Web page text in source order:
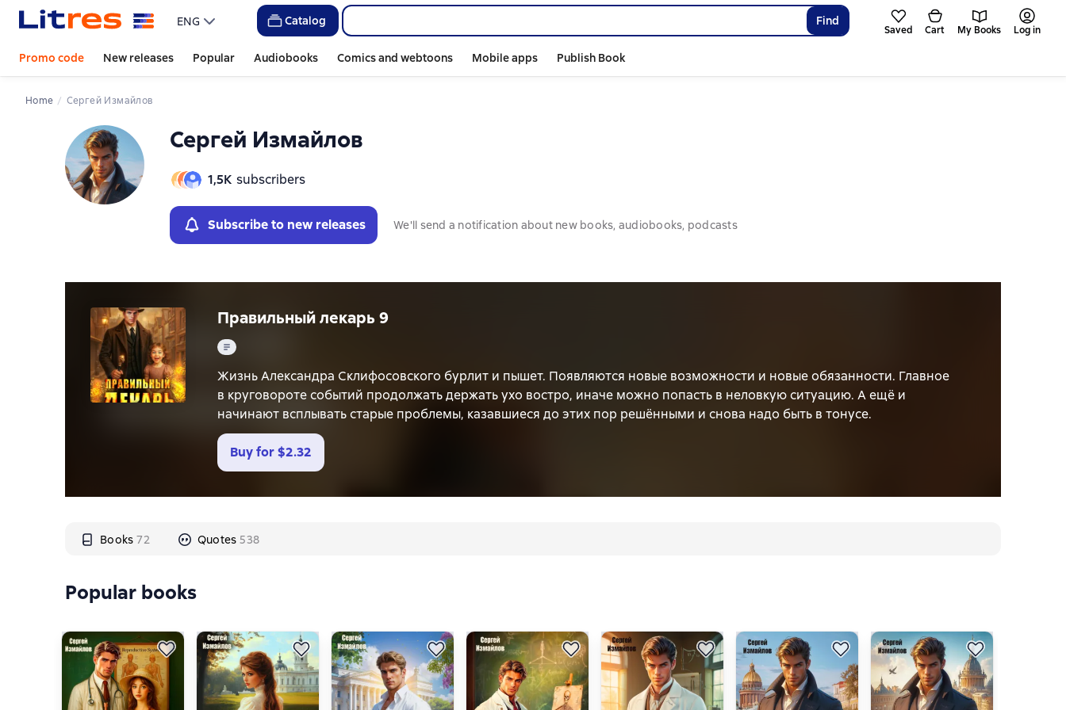
ENG Catalog Find
Saved Cart My Books Log in
Promo code New releases Popular Audiobooks Comics and webtoons Mobile apps Publish Book
Home Сергей Измайлов
Сергей Измайлов
1,5К subscribers
Subscribe to new releases We'll send a notification about new books, audiobooks, podcasts
Правильный лекарь 9
Text
Жизнь Александра Склифосовского бурлит и пышет. Появляются новые возможности и новые обязанности. Главное
в круговороте событий продолжать держать ухо востро, иначе можно попасть в неловкую ситуацию. А ещё и
начинают всплывать старые проблемы, казавшиеся до этих пор решёнными и снова надо быть в тонусе.
Buy for$2.32
Books 72 Quotes 538
Слайдер с книгами
Popular books
Слайдер с книгами